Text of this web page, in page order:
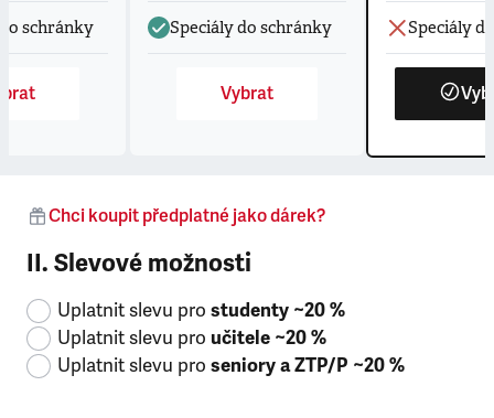
schránky Speciály do schránky
Vybrat
Speciály
Chci koupit předplatné jako dárek?
II. Slevové možnosti
Uplatnit slevu pro studenty ~20 %
Uplatnit slevu pro učitele ~20 %
Uplatnit slevu pro seniory a ZTP/P ~20 %